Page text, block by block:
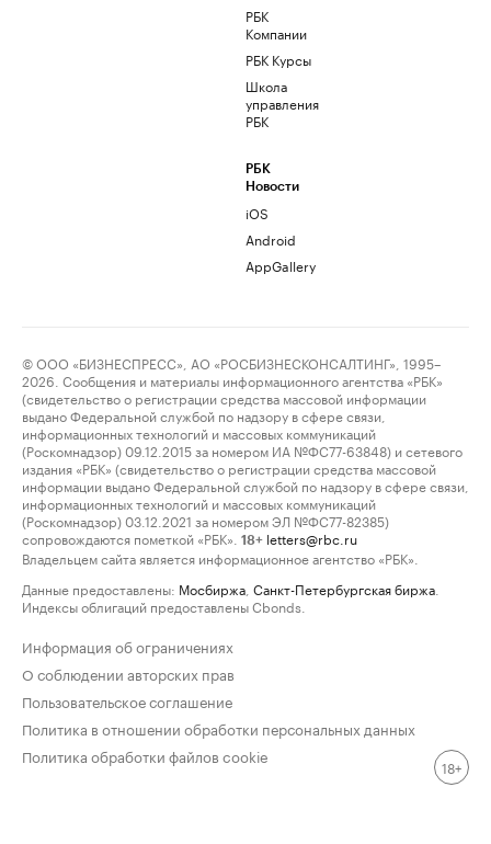
РБК
Компании
РБК Курсы
Школа
управления
РБК
РБК
Новости
iOS
Android
AppGallery
© ООО «БИЗНЕСПРЕСС», АО «РОСБИЗНЕСКОНСАЛТИНГ», 1995–
2026. Сообщения и материалы информационного агентства «РБК»
(свидетельство о регистрации средства массовой информации
выдано Федеральной службой по надзору в сфере связи,
информационных технологий и массовых коммуникаций
(Роскомнадзор) 09.12.2015 за номером ИА №ФС77-63848) и сетевого
издания «РБК» (свидетельство о регистрации средства массовой
информации выдано Федеральной службой по надзору в сфере связи,
информационных технологий и массовых коммуникаций
(Роскомнадзор) 03.12.2021 за номером ЭЛ №ФС77-82385)
сопровождаются пометкой «РБК».
18+ letters@rbc.ru
Владельцем сайта является информационное агентство «РБК».
Данные предоставлены: Мосбиржа Санкт-Петербургская биржа
Индексы облигаций предоставлены Cbonds.
Информация об ограничениях
О соблюдении авторских прав
Пользовательское соглашение
Политика в отношении обработки персональных данных
Политика обработки файлов cookie
18+